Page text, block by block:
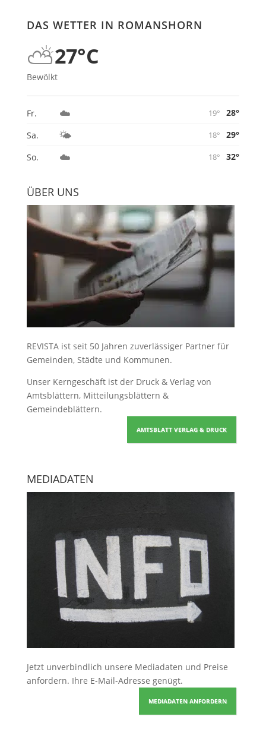
DAS WETTER IN ROMANSHORN
⛅27°C
Bewölkt
Fr. ☁️ 19°
28°
Sa.
🌤️ 18°
29°
So.
☁️ 18° 32°
ÜBER UNS
REVISTA ist seit 50 Jahren zuverlässiger Partner für
Gemeinden, Städte und Kommunen.
Unser Kerngeschäft ist der Druck & Verlag von
Amtsblättern, Mitteilungsblättern &
Gemeindeblättern.
AMTSBLATT VERLAG & DRUCK
MEDIADATEN
Jetzt unverbindlich unsere Mediadaten und Preise
anfordern. Ihre E-Mail-Adresse genügt.
MEDIADATEN ANFORDERN